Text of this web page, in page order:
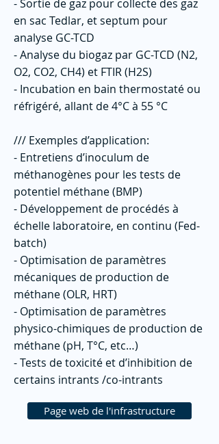
- Sortie de gaz pour collecte des gaz
en sac Tedlar, et septum pour
analyse GC-TCD
- Analyse du biogaz par GC-TCD (N2,
O2, CO2, CH4) et FTIR (H2S)
- Incubation en bain thermostaté ou
réfrigéré, allant de 4°C à 55 °C
/// Exemples d’application:
- Entretiens d’inoculum de
méthanogènes pour les tests de
potentiel méthane (BMP)
- Développement de procédés à
échelle laboratoire, en continu (Fed-
batch)
- Optimisation de paramètres
mécaniques de production de
méthane (OLR, HRT)
- Optimisation de paramètres
physico-chimiques de production de
méthane (pH, T°C, etc…)
- Tests de toxicité et d’inhibition de
certains intrants /co-intrants
Page web de l'infrastructure